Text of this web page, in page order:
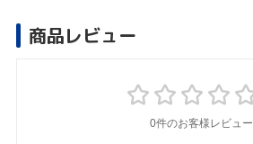
商品レビュー
0件のお客様レビュー